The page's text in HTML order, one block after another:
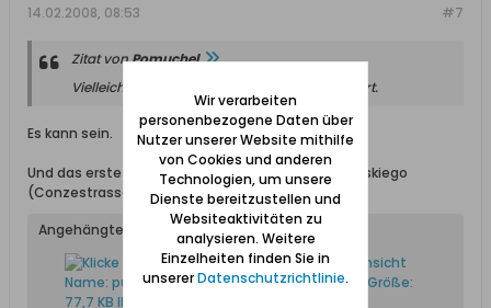
#7
14.02.2008, 08:53
Zitat vonPomuchel
Vielleicht hat sich die Nummerierung geändert.
Es kann sein.
Und das erste Gebäude von der Postkarte ist Pulaskiego
(Conzestrasse) 17.
Angehängte Dateien
Wir verarbeiten
personenbezogene Daten über
Nutzer unserer Website mithilfe
von Cookies und anderen
Technologien, um unsere
Dienste bereitzustellen und
Websiteaktivitäten zu
analysieren. Weitere
Einzelheiten finden Sie in
unsererDatenschutzrichtlinie.